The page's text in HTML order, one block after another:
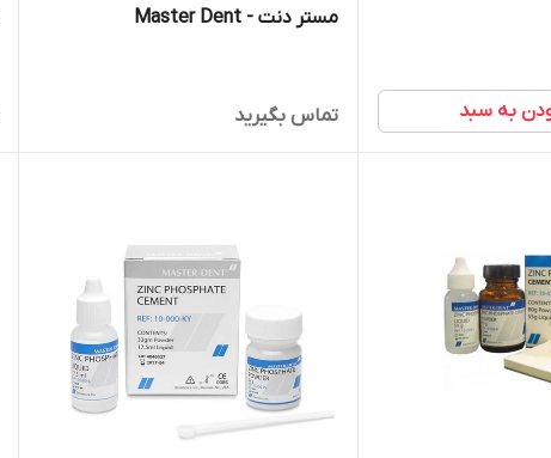
به سبد
مستر دنت - Master Dent
تماس بگیرید